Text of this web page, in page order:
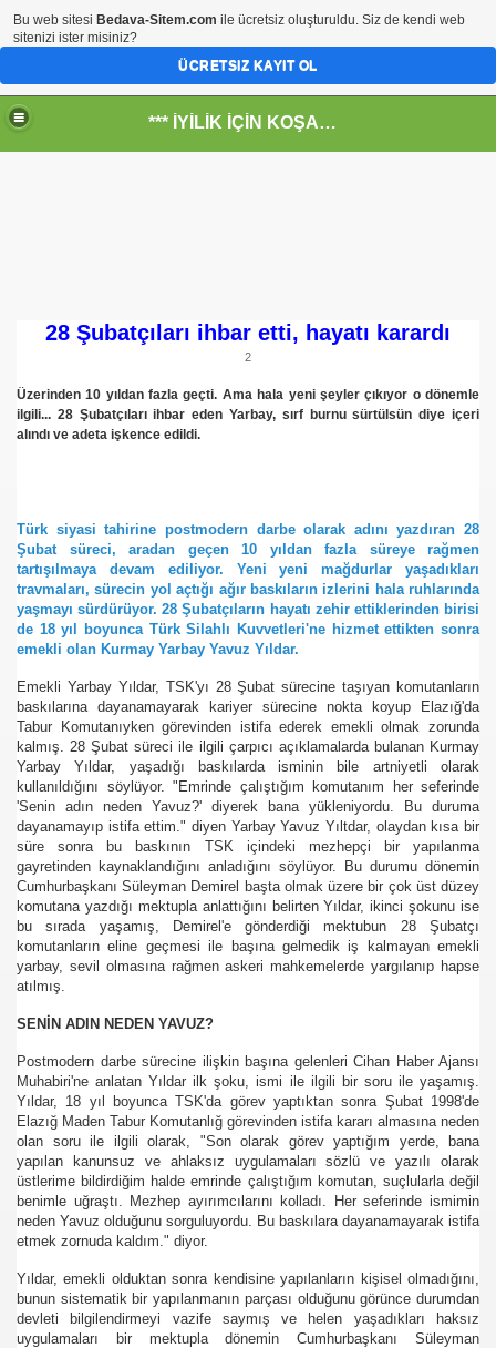
*** İYİLİK İÇİN KOŞANLARIN YERİ***
28 Şubatçıları ihbar etti, hayatı karardı
2
Üzerinden 10 yıldan fazla geçti. Ama hala yeni şeyler çıkıyor o dönemle
ilgili... 28 Şubatçıları ihbar eden Yarbay, sırf burnu sürtülsün diye içeri
alındı ve adeta işkence edildi.
Türk siyasi tahirine postmodern darbe olarak adını yazdıran 28
Şubat süreci, aradan geçen 10 yıldan fazla süreye rağmen
tartışılmaya devam ediliyor. Yeni yeni mağdurlar yaşadıkları
travmaları, sürecin yol açtığı ağır baskıların izlerini hala ruhlarında
yaşmayı sürdürüyor.28 Şubatçıların hayatı zehir ettiklerinden birisi
de 18 yıl boyunca Türk Silahlı Kuvvetleri'ne hizmet ettikten sonra
emekli olan Kurmay Yarbay Yavuz Yıldar.
Emekli Yarbay Yıldar, TSK'yı 28 Şubat sürecine taşıyan komutanların
baskılarına dayanamayarak kariyer sürecine nokta koyup Elazığ'da
Tabur Komutanıyken görevinden istifa ederek emekli olmak zorunda
kalmış. 28 Şubat süreci ile ilgili çarpıcı açıklamalarda bulanan Kurmay
Yarbay Yıldar, yaşadığı baskılarda isminin bile artniyetli olarak
kullanıldığını söylüyor. "Emrinde çalıştığım komutanım her seferinde
'Senin adın neden Yavuz?' diyerek bana yükleniyordu. Bu duruma
dayanamayıp istifa ettim." diyen Yarbay Yavuz Yıltdar, olaydan kısa bir
süre sonra bu baskının TSK içindeki mezhepçi bir yapılanma
gayretinden kaynaklandığını anladığını söylüyor. Bu durumu dönemin
Cumhurbaşkanı Süleyman Demirel başta olmak üzere bir çok üst düzey
komutana yazdığı mektupla anlattığını belirten Yıldar, ikinci şokunu ise
bu sırada yaşamış, Demirel'e gönderdiği mektubun 28 Şubatçı
komutanların eline geçmesi ile başına gelmedik iş kalmayan emekli
yarbay, sevil olmasına rağmen askeri mahkemelerde yargılanıp hapse
atılmış.
SENİN ADIN NEDEN YAVUZ?
Postmodern darbe sürecine ilişkin başına gelenleri Cihan Haber Ajansı
Muhabiri'ne anlatan Yıldar ilk şoku, ismi ile ilgili bir soru ile yaşamış.
Yıldar, 18 yıl boyunca TSK'da görev yaptıktan sonra Şubat 1998'de
Elazığ Maden Tabur Komutanlığ görevinden istifa kararı almasına neden
olan soru ile ilgili olarak, "Son olarak görev yaptığım yerde, bana
yapılan kanunsuz ve ahlaksız uygulamaları sözlü ve yazılı olarak
üstlerime bildirdiğim halde emrinde çalıştığım komutan, suçlularla değil
benimle uğraştı. Mezhep ayırımcılarını kolladı. Her seferinde ismimin
neden Yavuz olduğunu sorguluyordu. Bu baskılara dayanamayarak istifa
etmek zornuda kaldım." diyor.
Yıldar, emekli olduktan sonra kendisine yapılanların kişisel olmadığını,
bunun sistematik bir yapılanmanın parçası olduğunu görünce durumdan
devleti bilgilendirmeyi vazife saymış ve helen yaşadıkları haksız
uygulamaları bir mektupla dönemin Cumhurbaşkanı Süleyman
-Engellenen Mühendis !!!
Halal Food
AS-DER.
DUYURUSU
DUYURUSU
Bu web sitesi Bedava-Sitem.com ile ücretsiz oluşturuldu. Siz de kendi web
sitenizi ister misiniz?
ÜCRETSIZ KAYIT OL